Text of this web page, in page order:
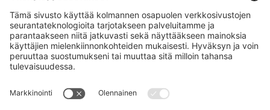
Seuraa meitä!
Hero Global